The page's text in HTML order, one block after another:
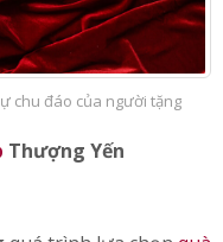
chu đáo của người tặng
Thượng Yến